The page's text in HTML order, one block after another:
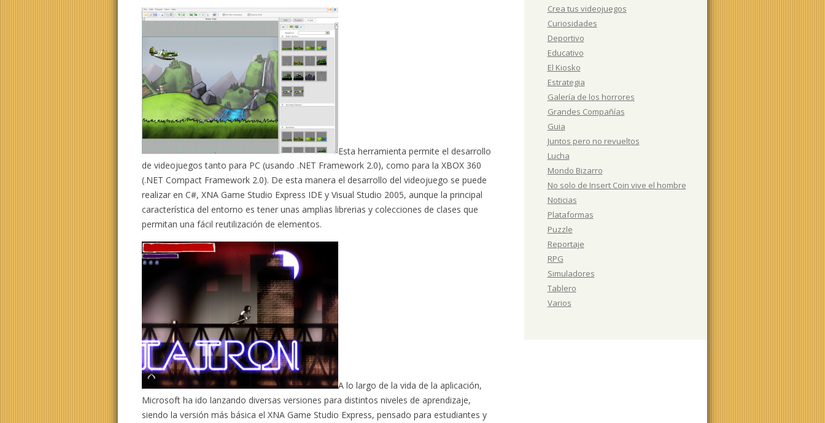
Esta herramienta permite el desarrollo
de videojuegos tanto para PC (usando .NET Framework 2.0), como para la XBOX 360
(.NET Compact Framework 2.0). De esta manera el desarrollo del videojuego se puede
realizar en C#, XNA Game Studio Express IDE y Visual Studio 2005, aunque la principal
característica del entorno es tener unas amplias librerias y colecciones de clases que
permitan una fácil reutilización de elementos.
A lo largo de la vida de la aplicación,
Microsoft ha ido lanzando diversas versiones para distintos niveles de aprendizaje,
siendo la versión más básica el XNA Game Studio Express, pensado para estudiantes y
Crea tus videojuegos
Curiosidades
Deportivo
Educativo
El Kiosko
Estrategia
Galería de los horrores
Grandes Compañías
Guia
Juntos pero no revueltos
Lucha
Mondo Bizarro
No solo de Insert Coin vive el hombre
Noticias
Plataformas
Puzzle
Reportaje
RPG
Simuladores
Tablero
Varios